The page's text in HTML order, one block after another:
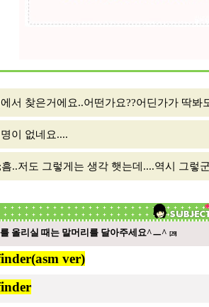
서 찾은거에요..어떤가요??어딘가가 딱봐
이 없네요....
..저도 그렇게는 생각 햇는데....역시 그렇
올리실 때는 말머리를 달아주세요^ㅡ^ [29]
ver)